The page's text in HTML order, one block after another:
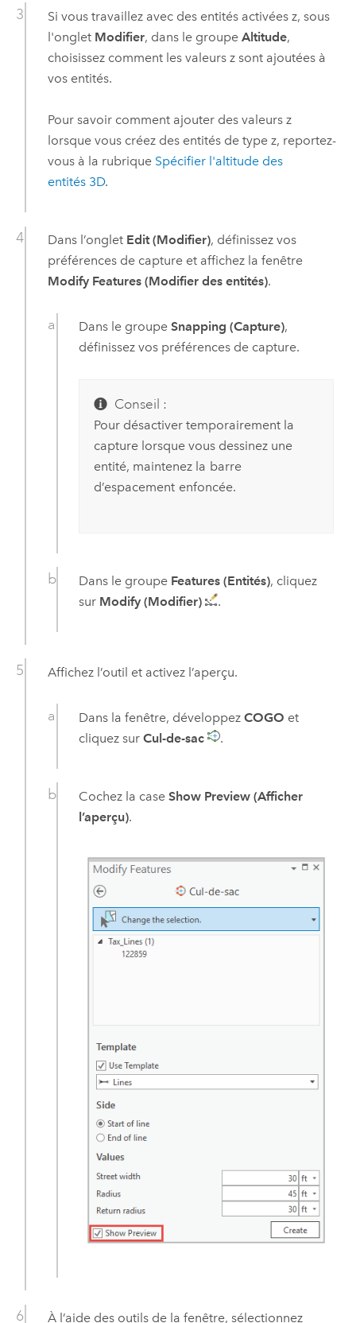
Si vous travaillez avec des entités activées z, sous
l'onglet Modifier, dans le groupe Altitude,
choisissez comment les valeurs z sont ajoutées à
vos entités.
Pour savoir comment ajouter des valeurs z
lorsque vous créez des entités de type z, reportez-
vous à la rubrique Spécifier l'altitude des
entités 3D.
Dans l’onglet Edit (Modifier), définissez vos
préférences de capture et affichez la fenêtre
Modify Features (Modifier des entités).
Dans le groupeSnapping (Capture),
définissez vos préférences de capture.
Conseil :
Pour désactiver temporairement la
capture lorsque vous dessinez une
entité, maintenez la barre
d’espacement enfoncée.
Dans le groupe Features (Entités), cliquez
sur Modify (Modifier) .
Affichez l’outil et activez l’aperçu.
Dans la fenêtre, développezCOGO et
cliquez surCul-de-sac .
Cochez la caseShow Preview (Afficher
l’aperçu).
À l’aide des outils de la fenêtre, sélectionnez